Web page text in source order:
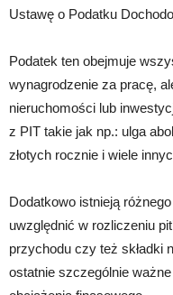
Ustawę o Podatku
Podatek ten obejmuje
wynagrodzenie za pracę,
nieruchomości lub
z PIT takie jak np.: ulga
złotych rocznie i wiele
Dodatkowo istnieją
uwzględnić w rozliczeniu
przychodu czy też składki
ostatnie szczególnie